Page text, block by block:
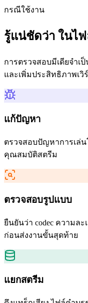
กรณีใช้งาน
รู้แน่ชัดว่า ในไ
การตรวจสอบมีเดียจำ
และเพิ่มประสิทธิภาพเวิ
แก้ปัญหา
ตรวจสอบปัญหาการเล่น
คุณสมบัติสตรีม
ตรวจสอบรูปแบบ
ยืนยันว่า codec ความล
ก่อนส่งงานขั้นสุดท้าย
แยกสตรีม